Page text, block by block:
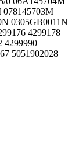
078145703M
0305GB0011N
4299178
4299990
5051902028